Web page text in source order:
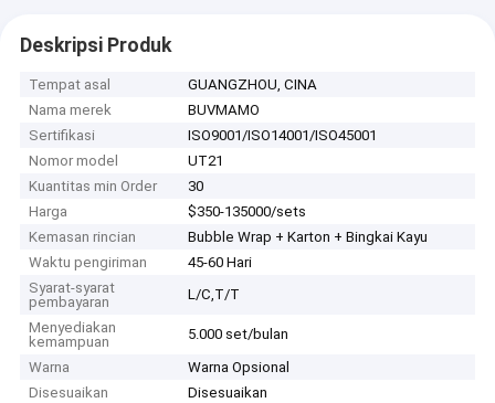
Deskripsi Produk
Tempat asal
GUANGZHOU, CINA
Nama merek
BUVMAMO
Sertifikasi
ISO9001/ISO14001/ISO45001
Nomor model
UT21
Kuantitas min Order
30
Harga
$350-135000/sets
Kemasan rincian
Bubble Wrap + Karton + Bingkai Kayu
Waktu pengiriman
45-60 Hari
Syarat-syarat
pembayaran
L/C,T/T
Menyediakan
kemampuan
5.000 set/bulan
Warna
Warna Opsional
Disesuaikan
Disesuaikan